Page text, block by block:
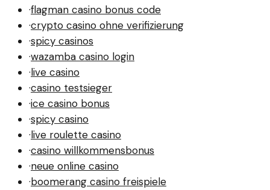
·flagman casino bonus code
·crypto casino ohne verifizierung
·spicy casinos
·wazamba casino login
·live casino
·casino testsieger
·ice casino bonus
·spicy casino
·live roulette casino
·casino willkommensbonus
·neue online casino
·boomerang casino freispiele